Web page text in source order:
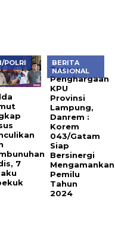
POLRI
7
BERITA
NASIONAL
Terima
Penghargaan
KPU
Provinsi
Lampung,
Danrem :
Korem
043/Gatam
Siap
Bersinergi
Mengamankan
Pemilu
Tahun
2024